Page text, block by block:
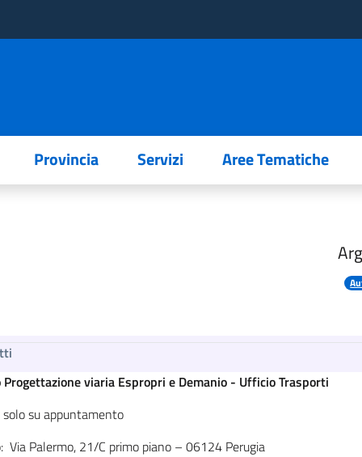
Provincia Servizi Aree Tematiche
Progettazione viaria Espropri e Demanio - Ufficio Trasporti
solo su appuntamento
Via Palermo, 21/C primo piano – 06124 Perugia